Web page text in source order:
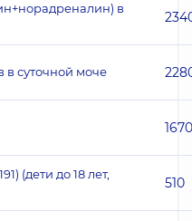
в
в суточной моче
1670
(дети до 18 лет,
510